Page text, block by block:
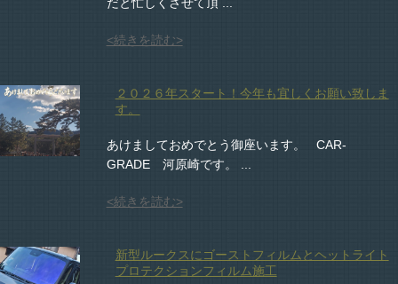
<続きを読む>
２０２６年スタート！今年も宜しくお願い致しま
す。
あけましておめでとう御座います。 CAR-
GRADE 河原崎です。 ...
<続きを読む>
新型ルークスにゴーストフィルムとヘットライト
プロテクションフィルム施工